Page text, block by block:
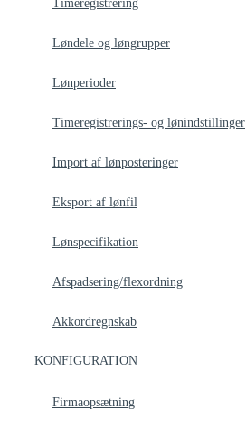
Timeregistrering
Løndele og løngrupper
Lønperioder
Timeregistrerings- og lønindstillinger
Import af lønposteringer
Eksport af lønfil
Lønspecifikation
Afspadsering/flexordning
Akkordregnskab
KONFIGURATION
Firmaopsætning